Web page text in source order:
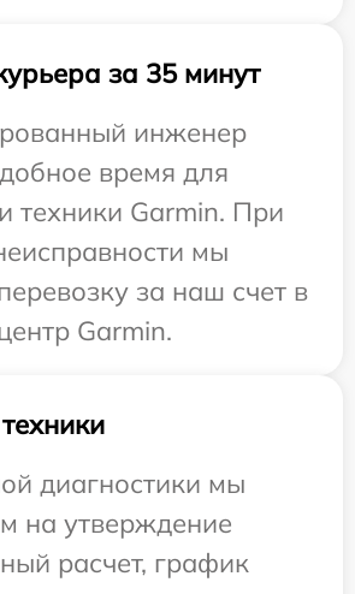
за 35 минут
инженер
время для
техники Garmin. При
мы
за наш счет в
Garmin.
диагностики мы
на утверждение
расчет, график